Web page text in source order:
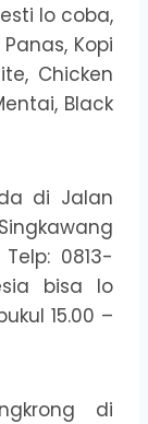
lo coba,
Kopi
Chicken
Black
di Jalan
0813-
bisa lo
15.00 –
di